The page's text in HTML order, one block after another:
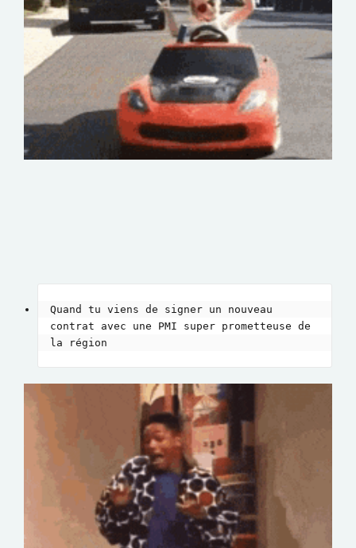
Quand tu viens de signer un nouveau
contrat avec une PMI super prometteuse de
la région